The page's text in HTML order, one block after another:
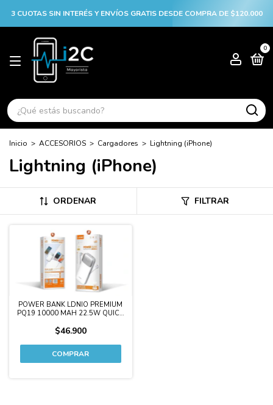
3 CUOTAS SIN INTERÉS Y ENVÍOS GRATIS DESDE COMPRA DE $120.000
0
Inicio > ACCESORIOS > Cargadores > Lightning (iPhone)
Lightning (iPhone)
ORDENAR FILTRAR
POWER BANK LDNIO PREMIUM
PQ19 10000 MAH 22.5W QUICK
LIGHTNING Y C INC
$46.900